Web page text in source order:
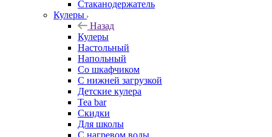
Стаканодержатель
Кулеры
Назад
Кулеры
Настольный
Напольный
Со шкафчиком
С нижней загрузкой
Детские кулера
Tea bar
Скидки
Для школы
С нагревом воды